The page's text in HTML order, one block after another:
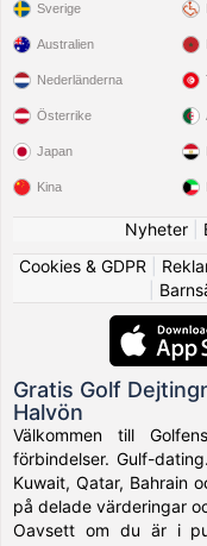
Sverige
Australien
Nederländerna
Österrike
Japan
Kina
Nyheter|
Cookies & GDPR
Gratis Golf
Halvön
Välkommen till
förbindelser. Gulf-
Kuwait, Qatar, Bahrain
på delade värderingar
Oavsett om du är i